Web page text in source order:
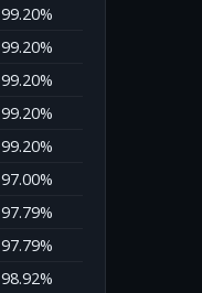
99.20%
99.20%
99.20%
99.20%
99.20%
97.00%
97.79%
97.79%
98.92%